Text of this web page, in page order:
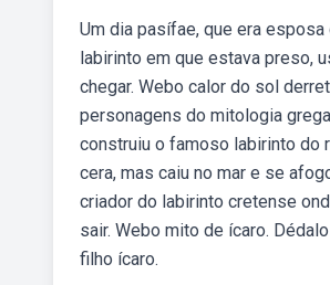
Um dia pasífae, que era
labirinto em que estava preso,
chegar. Webo calor do sol
personagens do mitologia
construiu o famoso labirinto do
cera, mas caiu no mar e se
criador do labirinto cretense
sair. Webo mito de ícaro.
filho ícaro.